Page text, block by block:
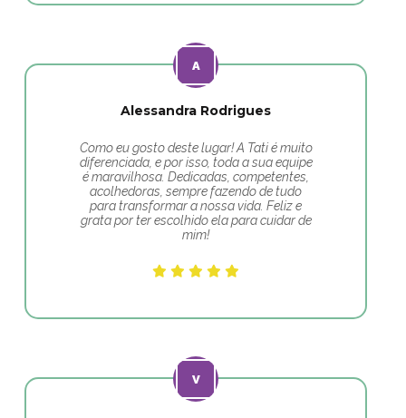
Alessandra Rodrigues
Como eu gosto deste lugar! A Tati é muito
diferenciada, e por isso, toda a sua equipe
é maravilhosa. Dedicadas, competentes,
acolhedoras, sempre fazendo de tudo
para transformar a nossa vida. Feliz e
grata por ter escolhido ela para cuidar de
mim!